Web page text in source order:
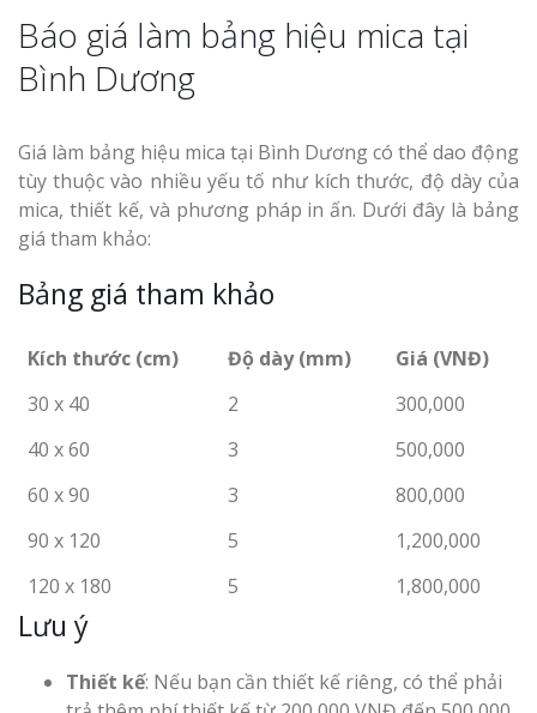
Báo giá làm bảng hiệu mica tại
Bình Dương
Giá làm bảng hiệu mica tại Bình Dương có thể dao động
tùy thuộc vào nhiều yếu tố như kích thước, độ dày của
mica, thiết kế, và phương pháp in ấn. Dưới đây là bảng
giá tham khảo:
Bảng giá tham khảo
Kích thước (cm) Độ dày (mm)
Giá (VNĐ)
30 x 40
2
300,000
40 x 60
3
500,000
60 x 90
3
800,000
90 x 120
5
1,200,000
120 x 180
5 1,800,000
Lưu ý
Thiết kế: Nếu bạn cần thiết kế riêng, có thể phải